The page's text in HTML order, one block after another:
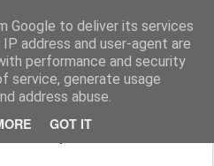
Google to deliver its services
address and user-agent are
performance and security
service, generate usage
address abuse.
GOT IT
- Uw groothandel in cadeauartikelen die door heel Europa levert. Bij AWGifts zijn we toegewijd om u het beste te bieden op het gebied van cadeauartikelen voor de groothandel, uw klanten te verrassen en uw detailhandel te helpen groeien. De enige groothandel die handgemaakte cadeauartikelen rechtstreeks uit India, Indonesië & China - AND produceert aromatherapie, huisparfumartikelen en badkamergeschenken in onze Britse fabriek.
Help ons AUB..